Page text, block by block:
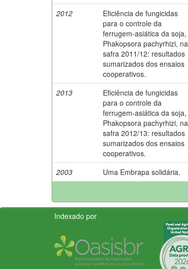
2012
Eficiência de fungicidas
para o controle da
ferrugem-asiática da soja,
Phakopsora pachyrhizi, na
safra 2011/12: resultados
sumarizados dos ensaios
cooperativos.
2013
Eficiência de fungicidas
para o controle da
ferrugem-asiática da soja,
Phakopsora pachyrhizi, na
safra 2012/13: resultados
sumarizados dos ensaios
cooperativos.
2003 Uma Embrapa solidária.
Indexado por